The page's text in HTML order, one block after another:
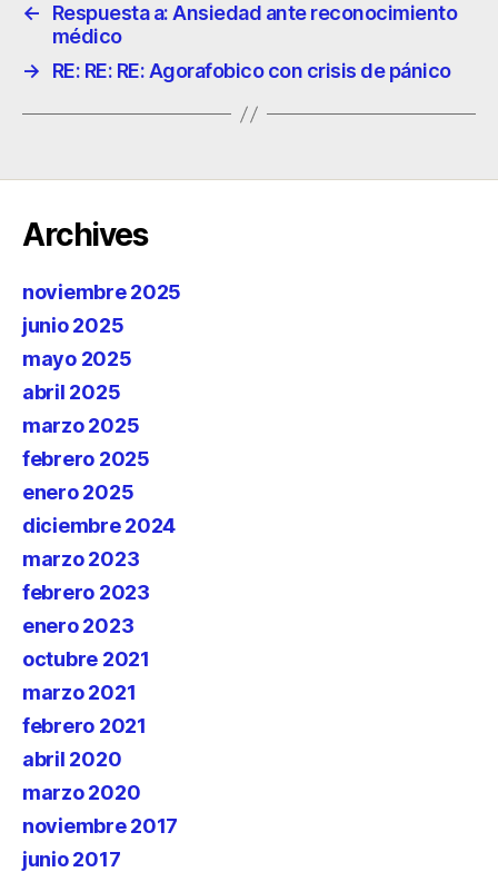
←
Respuesta a: Ansiedad ante reconocimiento
médico
→
RE: RE: RE: Agorafobico con crisis de pánico
Archives
noviembre 2025
junio 2025
mayo 2025
abril 2025
marzo 2025
febrero 2025
enero 2025
diciembre 2024
marzo 2023
febrero 2023
enero 2023
octubre 2021
marzo 2021
febrero 2021
abril 2020
marzo 2020
noviembre 2017
junio 2017